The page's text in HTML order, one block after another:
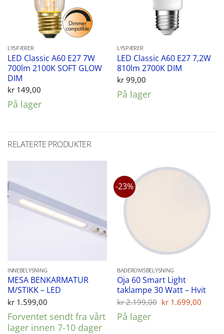
LYSPÆRER
LED Classic A60 E27 7W
700lm 2100K SOFT GLOW
DIM
kr149,00
På lager
LYSPÆRER
LED Classic A60 E27 7,2W
810lm 2700K DIM
kr99,00
På lager
RELATERTE PRODUKTER
INNEBELYSNING
MESA BENKARMATUR
M/STIKK – LED
kr1.599,00
Forventet sendt fra vårt
lager innen 7-10 dager
-23%
BADEROMSBELYSNING
Oja 60 Smart Light
taklampe 30 Watt – Hvit
kr2.199,00 Opprinnelig
kr 1.699,00
På lager